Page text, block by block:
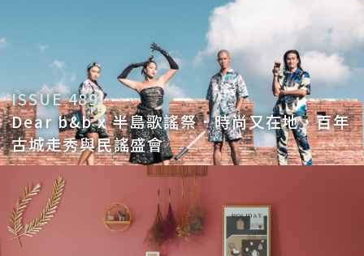
ISSUE 489
Dear b&b x 半島歌謠祭．時尚又在地，百年
古城走秀與民謠盛會